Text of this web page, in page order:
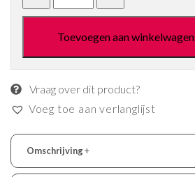
Toevoegen aan winkelwagen
Vraag over dit product?
Voeg toe aan verlanglijst
Omschrijving+